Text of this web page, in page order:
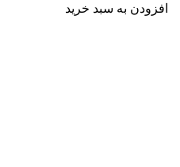
افزودن به سبد خرید